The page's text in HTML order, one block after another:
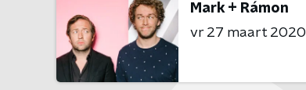
Mark + Rámon
vr 27 maart 2020